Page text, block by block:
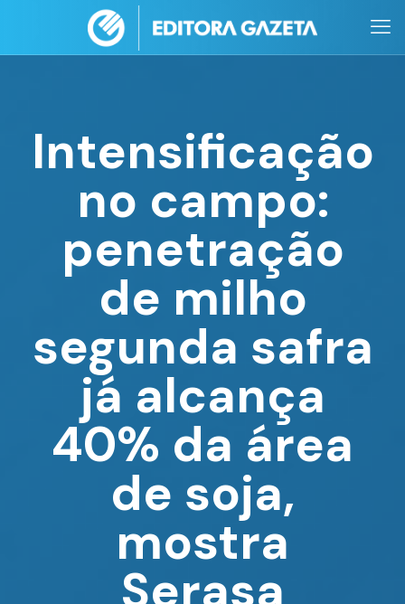
Intensificação
no campo:
penetração
de milho
segunda safra
já alcança
40% da área
de soja,
mostra
Serasa